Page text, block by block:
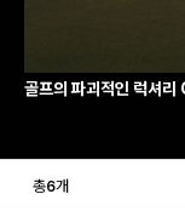
골프의 파괴적인 럭셔
총6개